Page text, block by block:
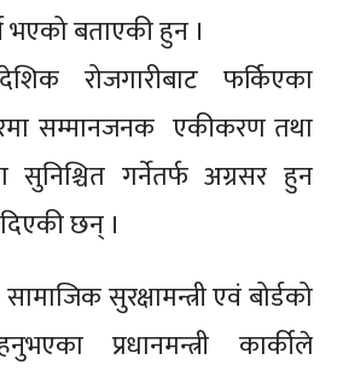
भएको बताएकी हुन ।
रोजगारीबाट फर्किएका
सम्मानजनक एकीकरण तथा
सुनिश्चित गर्नेतर्फ अग्रसर हुन
छन् ।
सुरक्षामन्त्री एवं बोर्डको
प्रधानमन्त्री कार्कीले